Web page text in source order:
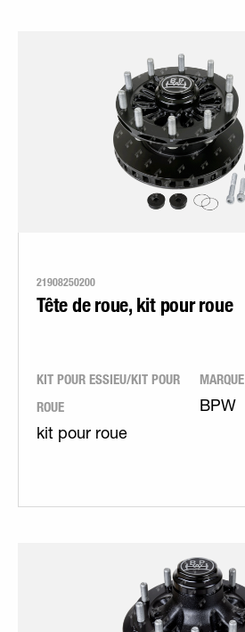
21908250200
Tête de roue, kit pour roue
KIT POUR ESSIEU/KIT POUR
ROUE
kit pour roue
MARQUE
BPW